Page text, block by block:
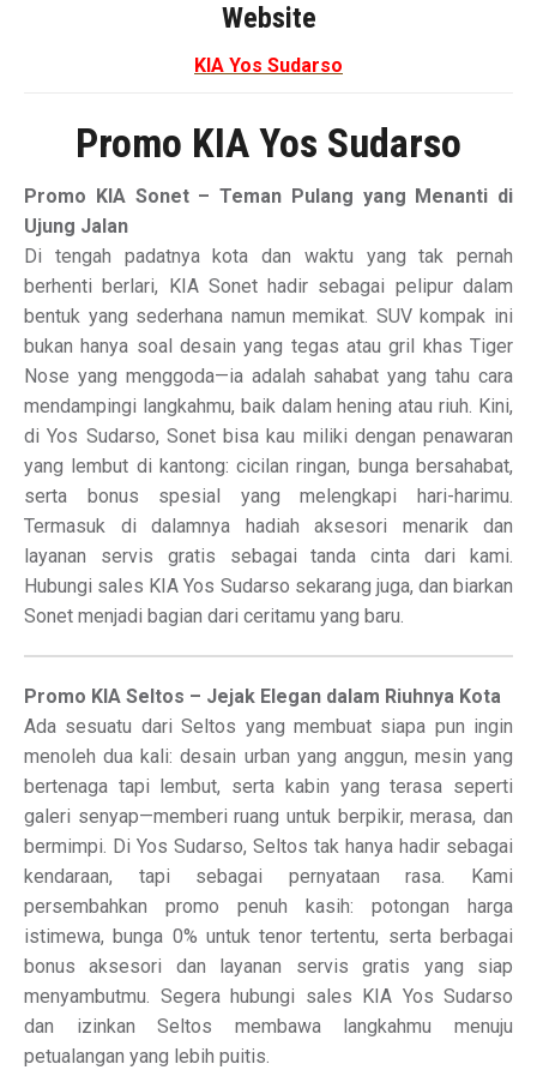
Website
KIA Yos Sudarso
Promo KIA Yos Sudarso
Promo KIA Sonet – Teman Pulang yang Menanti di
Ujung Jalan
Di tengah padatnya kota dan waktu yang tak pernah
berhenti berlari, KIA Sonet hadir sebagai pelipur dalam
bentuk yang sederhana namun memikat. SUV kompak ini
bukan hanya soal desain yang tegas atau gril khas Tiger
Nose yang menggoda—ia adalah sahabat yang tahu cara
mendampingi langkahmu, baik dalam hening atau riuh. Kini,
di Yos Sudarso, Sonet bisa kau miliki dengan penawaran
yang lembut di kantong: cicilan ringan, bunga bersahabat,
serta bonus spesial yang melengkapi hari-harimu.
Termasuk di dalamnya hadiah aksesori menarik dan
layanan servis gratis sebagai tanda cinta dari kami.
Hubungi sales KIA Yos Sudarso sekarang juga, dan biarkan
Sonet menjadi bagian dari ceritamu yang baru.
Promo KIA Seltos – Jejak Elegan dalam Riuhnya Kota
Ada sesuatu dari Seltos yang membuat siapa pun ingin
menoleh dua kali: desain urban yang anggun, mesin yang
bertenaga tapi lembut, serta kabin yang terasa seperti
galeri senyap—memberi ruang untuk berpikir, merasa, dan
bermimpi. Di Yos Sudarso, Seltos tak hanya hadir sebagai
kendaraan, tapi sebagai pernyataan rasa. Kami
persembahkan promo penuh kasih: potongan harga
istimewa, bunga 0% untuk tenor tertentu, serta berbagai
bonus aksesori dan layanan servis gratis yang siap
menyambutmu. Segera hubungi sales KIA Yos Sudarso
dan izinkan Seltos membawa langkahmu menuju
petualangan yang lebih puitis.